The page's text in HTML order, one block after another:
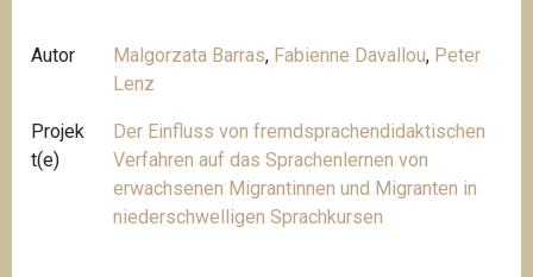
Autor Malgorzata Barras, Fabienne Davallou, Peter
Lenz
Projek
t(e)
Der Einfluss von fremdsprachendidaktischen
Verfahren auf das Sprachenlernen von
erwachsenen Migrantinnen und Migranten in
niederschwelligen Sprachkursen